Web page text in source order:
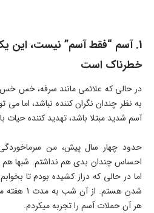
1. آسم “فقط‌ آسم” نیست، این
خطرناک است
در حالی که علائمی مانند سرفه، خس
به نظر چندان نگران کننده نباشد، اما
آسم شدید مبتلا باشد، تهدید کننده حیات
حدود چهار سال پیش، من
احساس چندان بدی هم نداشتم. شبها هم
اما در حالی که دراز کشیده بودم تا
شدن هستم.
هر آن حملات آسم را تجربه میکردم.